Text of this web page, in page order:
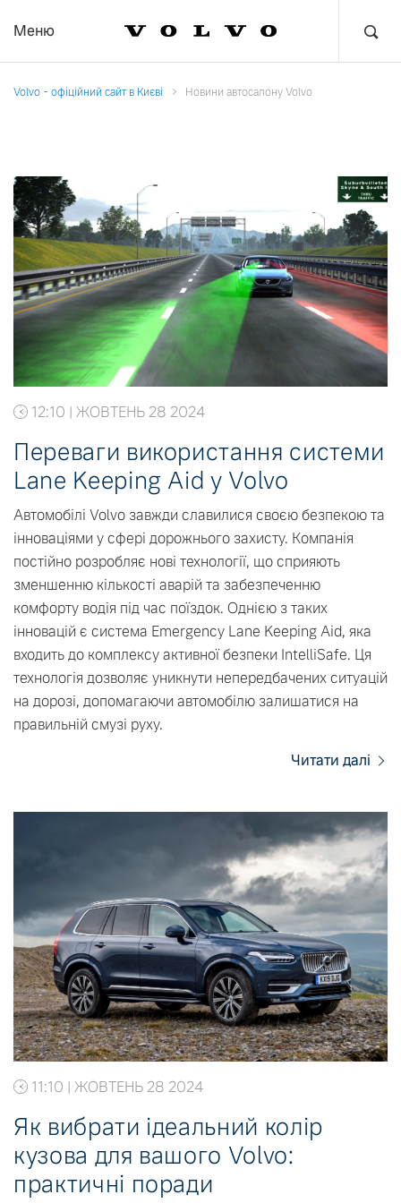
Меню
Volvo - офіційний сайт в Києві Новини автосалону Volvo
12:10 | ЖОВТЕНЬ 28 2024
Переваги використання системи
Lane Keeping Aid у Volvo
Автомобілі Volvo завжди славилися своєю безпекою та
інноваціями у сфері дорожнього захисту. Компанія
постійно розробляє нові технології, що сприяють
зменшенню кількості аварій та забезпеченню
комфорту водія під час поїздок. Однією з таких
інновацій є система Emergency Lane Keeping Aid, яка
входить до комплексу активної безпеки IntelliSafe. Ця
технологія дозволяє уникнути непередбачених ситуацій
на дорозі, допомагаючи автомобілю залишатися на
правильній смузі руху.
Читати далі
11:10 | ЖОВТЕНЬ 28 2024
Як вибрати ідеальний колір
кузова для вашого Volvo:
практичні поради